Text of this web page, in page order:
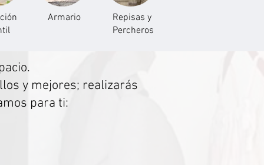
Armario
Repisas y
Percheros
y mejores; realizarás
para ti: